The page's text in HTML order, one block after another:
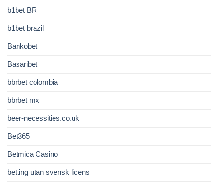
b1bet BR
b1bet brazil
Bankobet
Basaribet
bbrbet colombia
bbrbet mx
beer-necessities.co.uk
Bet365
Betmica Casino
betting utan svensk licens